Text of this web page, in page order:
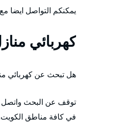
يمكنكم التواصل ايضا مع
كهربائي
هل تبحث عن كهربائي
توقف عن البحث واتصل
في كافة مناطق